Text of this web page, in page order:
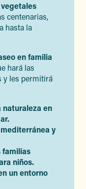
centenarias,
hasta la
en familia
hará las
y les permitirá
naturaleza en
y
familias
niños.
un entorno